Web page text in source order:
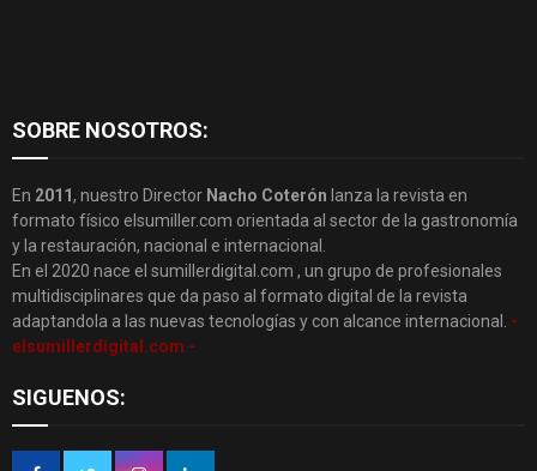
SOBRE NOSOTROS:
En 2011, nuestro Director Nacho Coterón lanza la revista en
formato físico elsumiller.com orientada al sector de la gastronomía
y la restauración, nacional e internacional.
En el 2020 nace el sumillerdigital.com , un grupo de profesionales
multidisciplinares que da paso al formato digital de la revista
adaptandola a las nuevas tecnologías y con alcance internacional.
-
elsumillerdigital.com -
SIGUENOS: